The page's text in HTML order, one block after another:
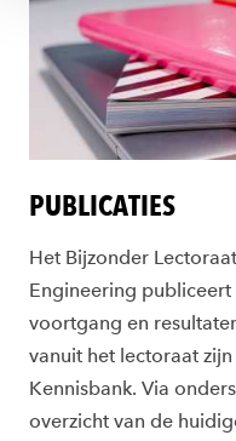
PUBLICATIES
Het Bijzonder
Engineering
voortgang en
vanuit het lectoraat
Kennisbank. Via
overzicht van de